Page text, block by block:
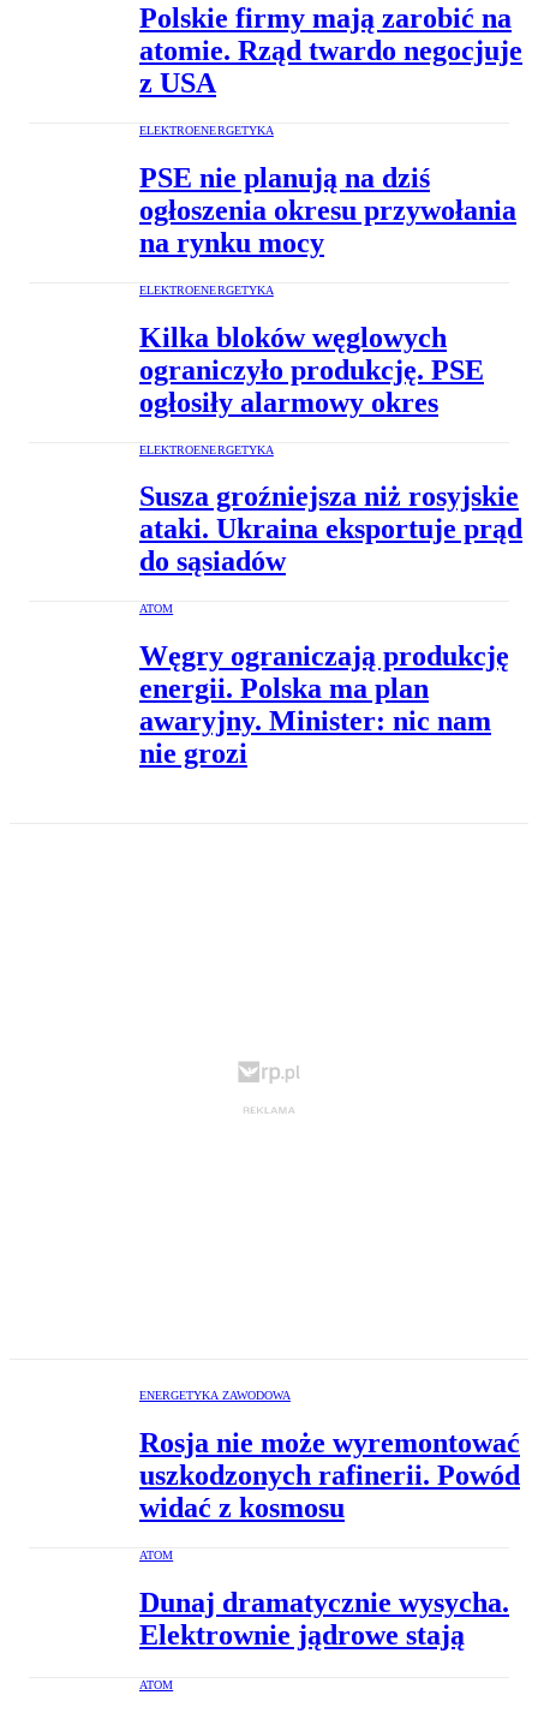
Polskie firmy mają zarobić na
atomie. Rząd twardo negocjuje
z USA
ELEKTROENERGETYKA
PSE nie planują na dziś
ogłoszenia okresu przywołania
na rynku mocy
ELEKTROENERGETYKA
Kilka bloków węglowych
ograniczyło produkcję. PSE
ogłosiły alarmowy okres
ELEKTROENERGETYKA
Susza groźniejsza niż rosyjskie
ataki. Ukraina eksportuje prąd
do sąsiadów
ATOM
Węgry ograniczają produkcję
energii. Polska ma plan
awaryjny. Minister: nic nam
nie grozi
ENERGETYKA ZAWODOWA
Rosja nie może wyremontować
uszkodzonych rafinerii. Powód
widać z kosmosu
ATOM
Dunaj dramatycznie wysycha.
Elektrownie jądrowe stają
ATOM